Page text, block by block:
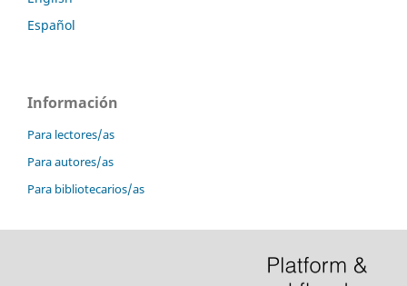
Español
Información
Para lectores/as
Para autores/as
Para bibliotecarios/as